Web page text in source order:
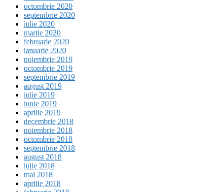
octombrie 2020
septembrie 2020
iulie 2020
martie 2020
februarie 2020
ianuarie 2020
noiembrie 2019
octombrie 2019
septembrie 2019
august 2019
iulie 2019
iunie 2019
aprilie 2019
decembrie 2018
noiembrie 2018
octombrie 2018
septembrie 2018
august 2018
iulie 2018
mai 2018
aprilie 2018